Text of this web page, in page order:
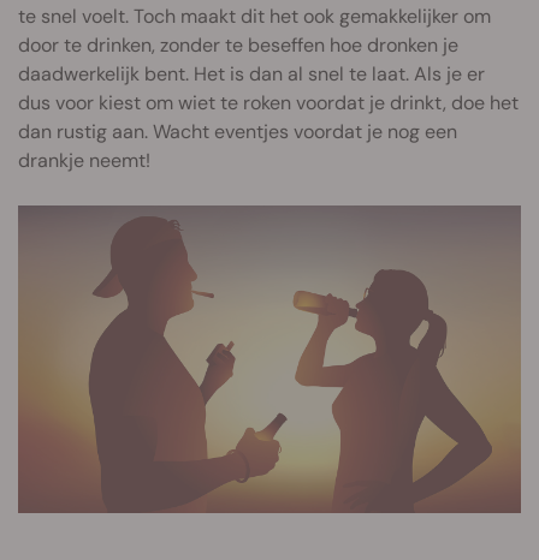
te snel voelt. Toch maakt dit het ook gemakkelijker om
door te drinken, zonder te beseffen hoe dronken je
daadwerkelijk bent. Het is dan al snel te laat. Als je er
dus voor kiest om wiet te roken voordat je drinkt, doe het
dan rustig aan. Wacht eventjes voordat je nog een
drankje neemt!